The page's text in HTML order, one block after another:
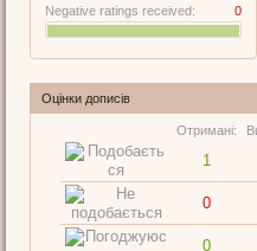
Negative ratings received:
0
Оцінки дописів
Отримані:
1
0
0